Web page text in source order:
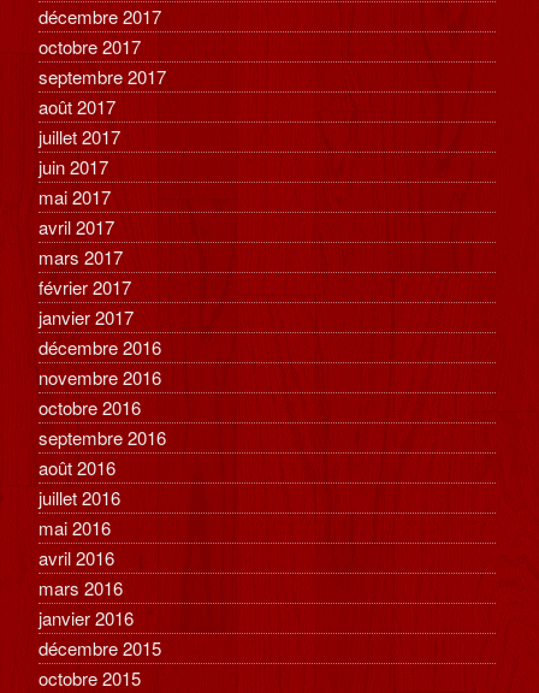
décembre 2017
octobre 2017
septembre 2017
août 2017
juillet 2017
juin 2017
mai 2017
avril 2017
mars 2017
février 2017
janvier 2017
décembre 2016
novembre 2016
octobre 2016
septembre 2016
août 2016
juillet 2016
mai 2016
avril 2016
mars 2016
janvier 2016
décembre 2015
octobre 2015